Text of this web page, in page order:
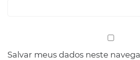
Salvar meus dados neste